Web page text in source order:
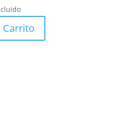
Carrito